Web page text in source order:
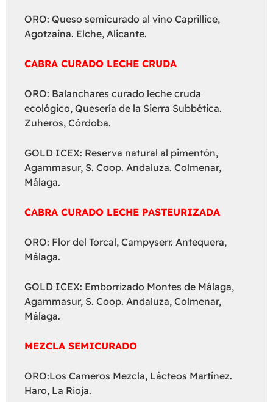
ORO: Queso semicurado al vino Caprillice,
Agotzaina. Elche, Alicante.
CABRA CURADO LECHE CRUDA
ORO: Balanchares curado leche cruda
ecológico, Quesería de la Sierra Subbética.
Zuheros, Córdoba.
GOLD ICEX: Reserva natural al pimentón,
Agammasur, S. Coop. Andaluza. Colmenar,
Málaga.
CABRA CURADO LECHE PASTEURIZADA
ORO: Flor del Torcal, Campyserr. Antequera,
Málaga.
GOLD ICEX: Emborrizado Montes de Málaga,
Agammasur, S. Coop. Andaluza, Colmenar,
Málaga.
MEZCLA SEMICURADO
ORO:Los Cameros Mezcla, Lácteos Martínez.
Haro, La Rioja.